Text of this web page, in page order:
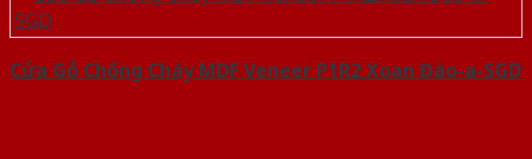
Cửa Gỗ Chống Cháy MDF Veneer P1R2 Xoan Đào-a-SGD